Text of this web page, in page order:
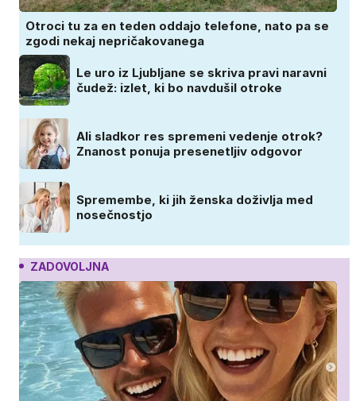
Otroci tu za en teden oddajo telefone, nato pa se
zgodi nekaj nepričakovanega
Le uro iz Ljubljane se skriva pravi naravni
čudež: izlet, ki bo navdušil otroke
Ali sladkor res spremeni vedenje otrok?
Znanost ponuja presenetljiv odgovor
Spremembe, ki jih ženska doživlja med
nosečnostjo
ZADOVOLJNA